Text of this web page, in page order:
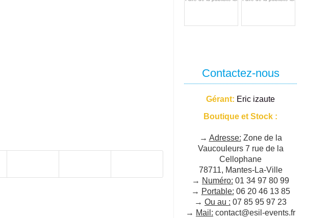
Contactez-nous
Gérant: Eric izaute
Boutique et Stock :
→ Adresse: Zone de la
Vaucouleurs 7 rue de la
Cellophane
78711, Mantes-La-Ville
→ Numéro: 01 34 97 80 99
→ Portable: 06 20 46 13 85
→ Ou au : 07 85 95 97 23
→ Mail: contact@esil-events.fr